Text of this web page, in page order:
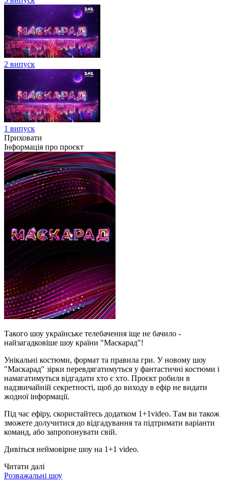
2 випуск
1 випуск
Приховати
Інформація про проєкт
Такого шоу українське телебачення іще не бачило -
найзагадковіше шоу країни "Маскарад"!
Унікальні костюми, формат та правила гри. У новому шоу
"Маскарад" зірки перевдягатимуться у фантастичні костюми і
намагатимуться відгадати хто є хто. Проєкт робили в
надзвичайній секретності, щоб до виходу в ефір не видати
жодної інформації.
Під час ефіру, скористайтесь додатком 1+1video. Там ви також
зможете долучитися до відгадування та підтримати варіанти
команд, або запропонувати свій.
Дивіться неймовірне шоу на 1+1 video.
Читати далі
Розважальні шоу